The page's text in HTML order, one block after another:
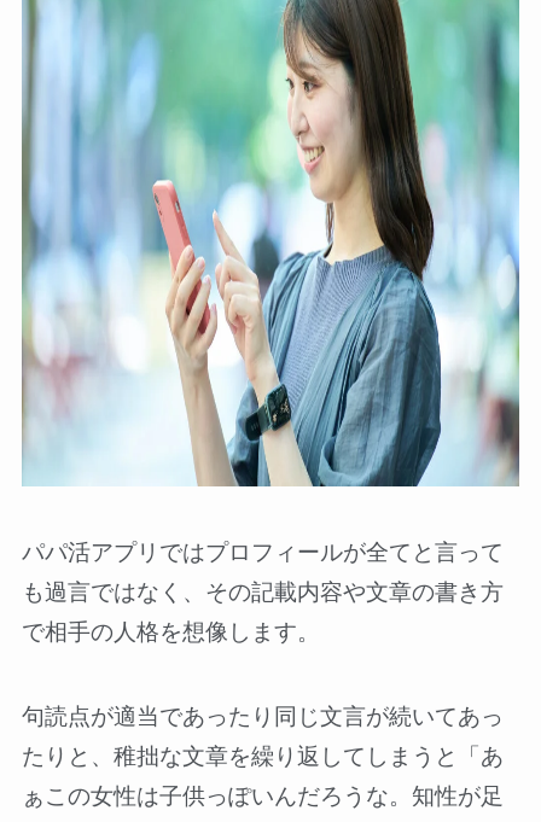
パパ活アプリではプロフィールが全てと言って
も過言ではなく、その記載内容や文章の書き方
で相手の人格を想像します。
句読点が適当であったり同じ文言が続いてあっ
たりと、稚拙な文章を繰り返してしまうと「あ
ぁこの女性は子供っぽいんだろうな。知性が足